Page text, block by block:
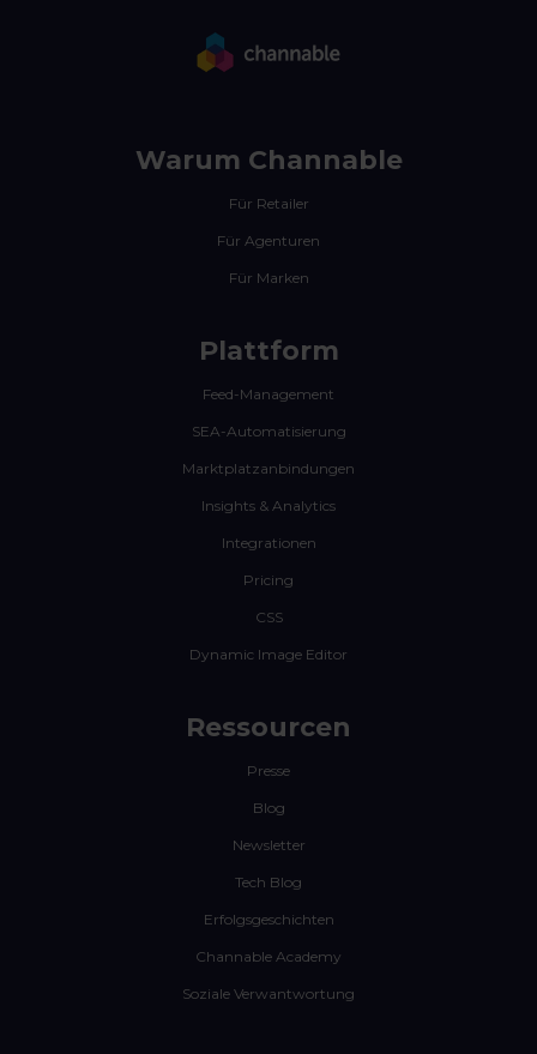
Warum Channable
Für Retailer
Für Agenturen
Für Marken
Plattform
Feed-Management
SEA-Automatisierung
Marktplatzanbindungen
Insights & Analytics
Integrationen
Pricing
CSS
Dynamic Image Editor
Ressourcen
Presse
Blog
Newsletter
Tech Blog
Erfolgsgeschichten
Channable Academy
Soziale Verwantwortung